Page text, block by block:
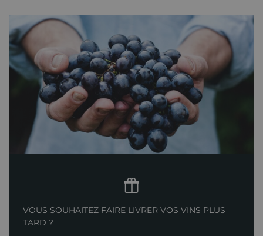
VOUS SOUHAITEZ FAIRE LIVRER VOS VINS PLUS
TARD ?